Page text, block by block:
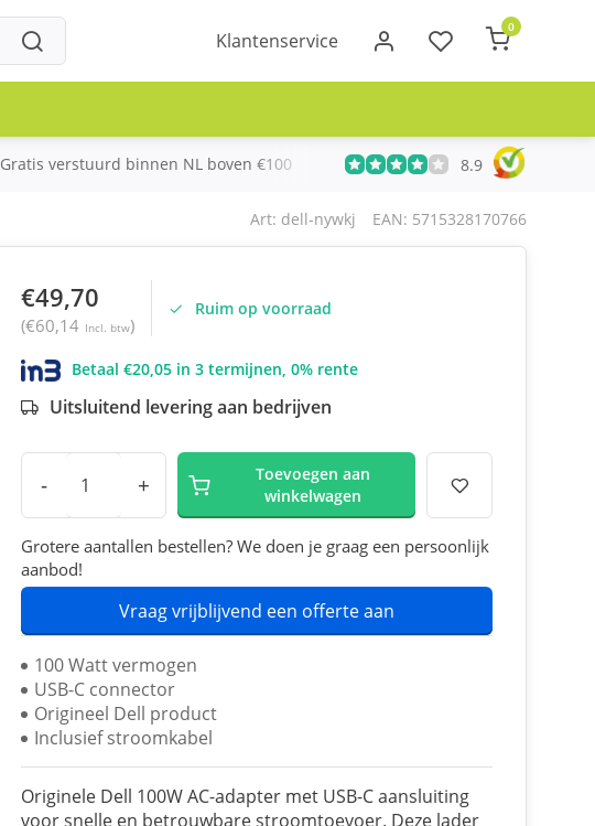
Klantenservice
0
Gratis verstuurd binnen NL boven €100 Meer dan 20 jaar Telecom
8.9
Art: dell-nywkj EAN: 5715328170766
€49,70
(€60,14 Incl. btw)
Ruim op voorraad
Betaal €20,05 in 3 termijnen, 0% rente
Uitsluitend levering aan bedrijven
- +
Toevoegen aan
winkelwagen
Grotere aantallen bestellen? We doen je graag een persoonlijk
aanbod!
Vraag vrijblijvend een offerte aan
100 Watt vermogen
USB-C connector
Origineel Dell product
Inclusief stroomkabel
Originele Dell 100W AC-adapter met USB-C aansluiting
voor snelle en betrouwbare stroomtoevoer. Deze lader